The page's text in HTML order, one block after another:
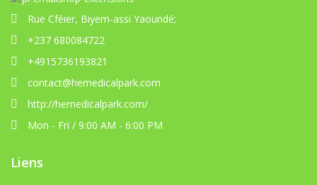
Rue Cféier, Biyem-assi Yaoundé;
+237 680084722
+4915736193821
contact@hemedicalpark.com
http://hemedicalpark.com/
Mon - Fri / 9:00 AM - 6:00 PM
Liens